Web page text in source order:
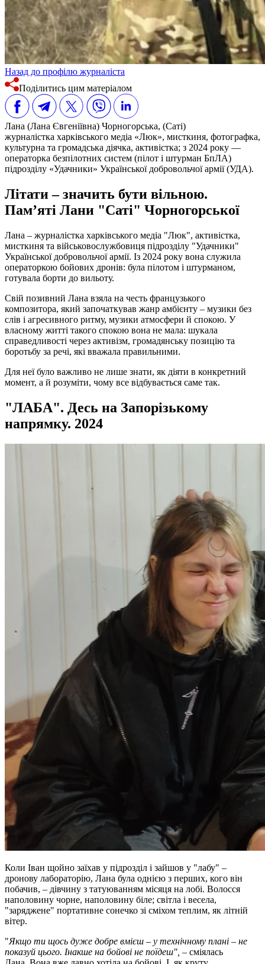
Назад до профілю журналіста
Поділитись цим матеріалом
Лана (Лана Євгеніївна) Чорногорська, (Саті)
журналістка харківського медіа «Люк», мисткиня, фотографка,
культурна та громадська діячка, активістка; з 2024 року —
операторка безпілотних систем (пілот і штурман БпЛА)
підрозділу «Удачники» Української добровольчої армії (УДА).
Літати – значить бути вільною.
Пам’яті Лани "Саті" Чорногорської
Лана – журналістка харківського медіа "Люк", активістка,
мисткиня та військовослужбовиця підрозділу "Удачники"
Української добровольчої армії. Із 2024 року вона служила
операторкою бойових дронів: була пілотом і штурманом,
готувала борти до вильоту.
Свій позивний Лана взяла на честь французького
композитора, який започаткував жанр амбієнту – музики без
слів і агресивного ритму, музики атмосфери й спокою. У
власному житті такого спокою вона не мала: шукала
справедливості через активізм, громадянську позицію та
боротьбу за речі, які вважала правильними.
Для неї було важливо не лише знати, як діяти в конкретний
момент, а й розуміти, чому все відбувається саме так.
"ЛАБА". Десь на Запорізькому
напрямку. 2024
Коли Іван щойно заїхав у підрозділ і зайшов у "лабу" –
дронову лабораторію, Лана була однією з перших, кого він
побачив, – дівчину з татуюванням місяця на лобі. Волосся
наполовину чорне, наполовину біле; світла і весела,
"заряджене" портативне сонечко зі сміхом теплим, як літній
вітер.
"Якщо ти щось дуже добре вмієш – у технічному плані – не
показуй цього. Інакше на бойові не поїдеш", – сміялась